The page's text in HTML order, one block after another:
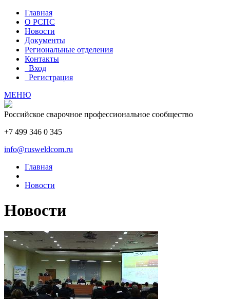
Главная
О РСПС
Новости
Документы
Региональные отделения
Контакты
Вход
Регистрация
МЕНЮ
Российское сварочное профессиональное сообщество
+7 499 346 0 345
info@rusweldcom.ru
Главная
Новости
Новости